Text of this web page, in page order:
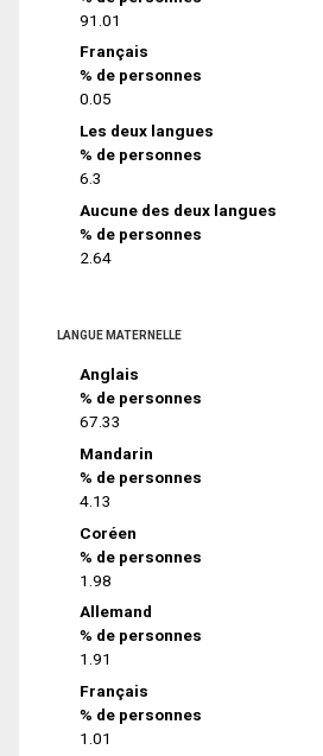
91.01
Français
% de personnes
0.05
Les deux langues
% de personnes
6.3
Aucune des deux langues
% de personnes
2.64
LANGUE MATERNELLE
Anglais
% de personnes
67.33
Mandarin
% de personnes
4.13
Coréen
% de personnes
1.98
Allemand
% de personnes
1.91
Français
% de personnes
1.01